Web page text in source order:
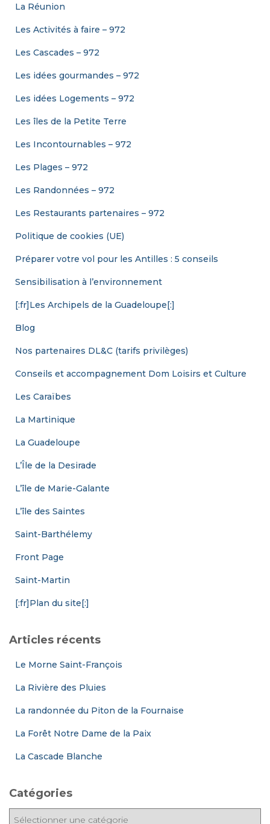
La Réunion
Les Activités à faire – 972
Les Cascades – 972
Les idées gourmandes – 972
Les idées Logements – 972
Les îles de la Petite Terre
Les Incontournables – 972
Les Plages – 972
Les Randonnées – 972
Les Restaurants partenaires – 972
Politique de cookies (UE)
Préparer votre vol pour les Antilles : 5 conseils
Sensibilisation à l’environnement
[:fr]Les Archipels de la Guadeloupe[:]
Blog
Nos partenaires DL&C (tarifs privilèges)
Conseils et accompagnement Dom Loisirs et Culture
Les Caraïbes
La Martinique
La Guadeloupe
L’Île de la Desirade
L’île de Marie-Galante
L’île des Saintes
Saint-Barthélemy
Front Page
Saint-Martin
[:fr]Plan du site[:]
Articles récents
Le Morne Saint-François
La Rivière des Pluies
La randonnée du Piton de la Fournaise
La Forêt Notre Dame de la Paix
La Cascade Blanche
Catégories